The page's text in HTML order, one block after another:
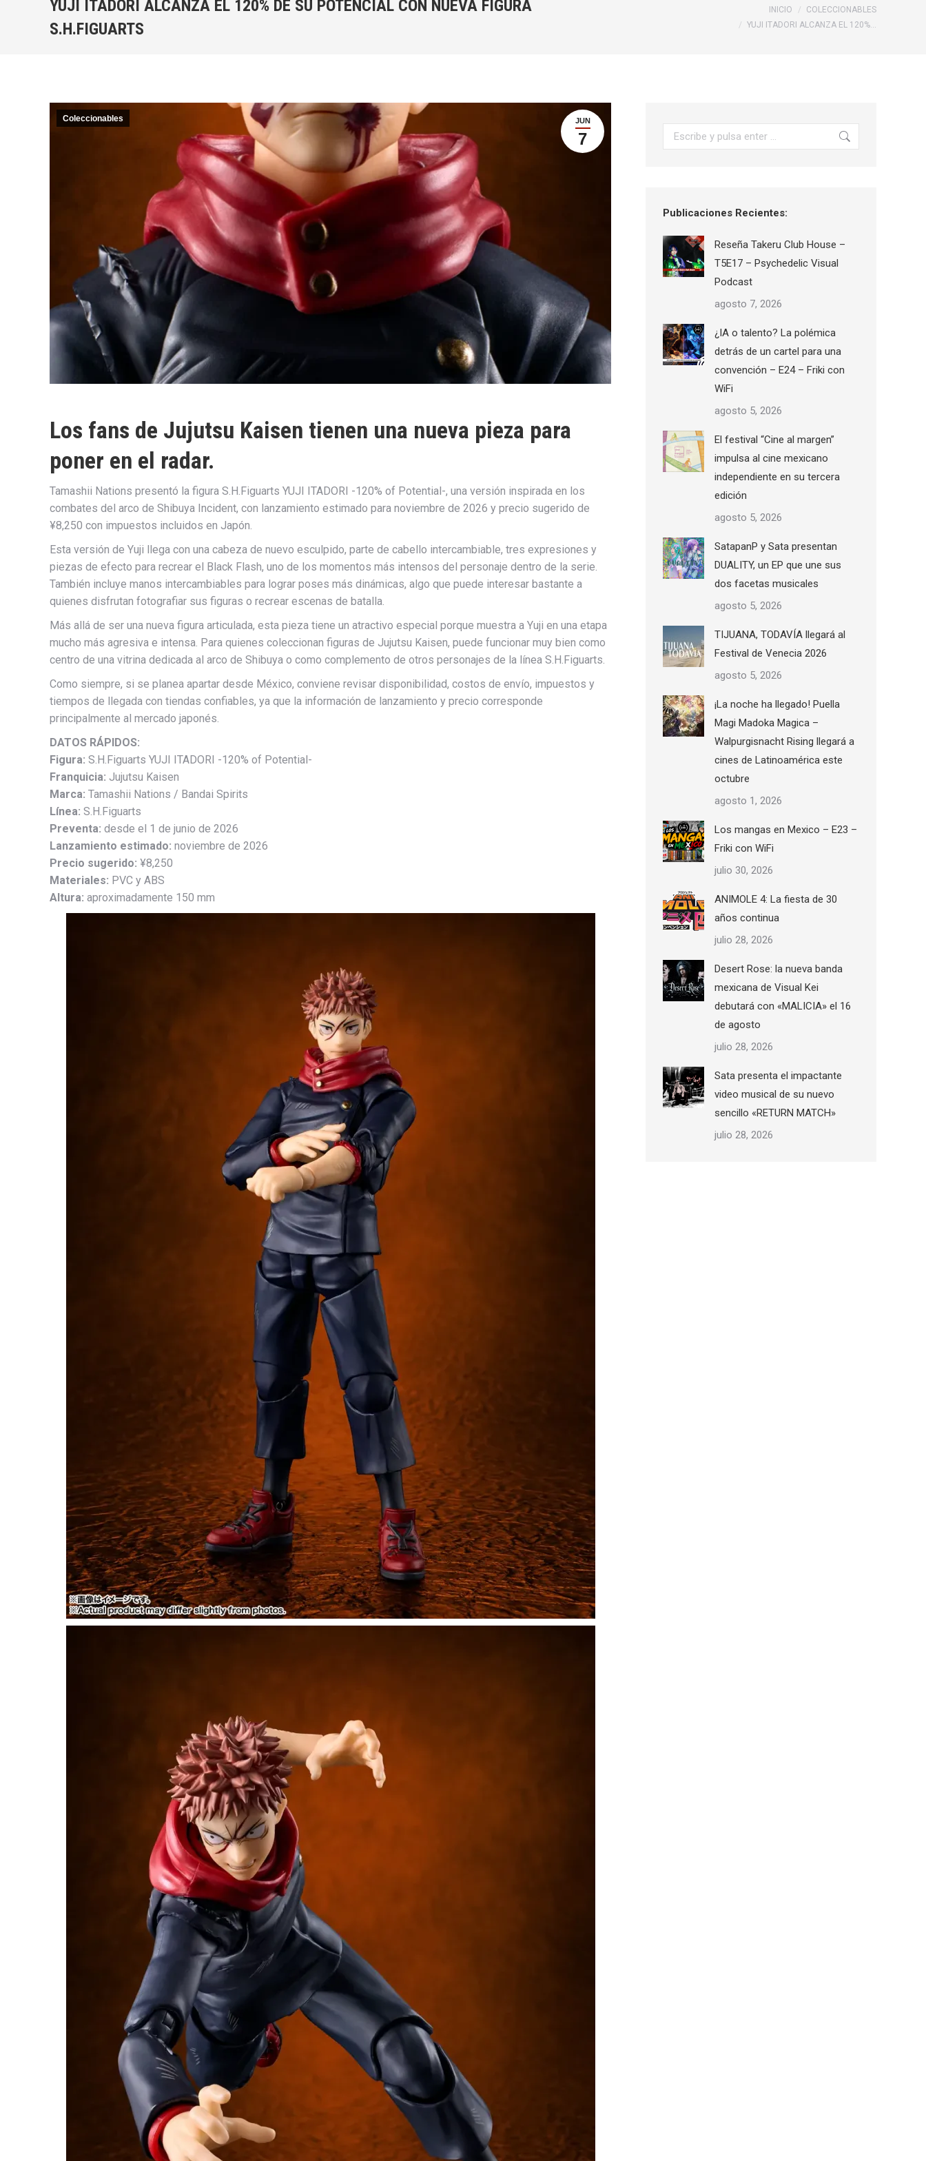
YUJI ITADORI ALCANZA EL 120% DE SU POTENCIAL CON NUEVA FIGURA
S.H.FIGUARTS
INICIO
COLECCIONABLES
YUJI ITADORI ALCANZA EL 120%…
JUN
7
Coleccionables
Los fans de Jujutsu Kaisen tienen una nueva pieza para
poner en el radar.
Tamashii Nations presentó la figura S.H.Figuarts YUJI ITADORI -120% of Potential-, una versión inspirada en los
combates del arco de Shibuya Incident, con lanzamiento estimado para noviembre de 2026 y precio sugerido de
¥8,250 con impuestos incluidos en Japón.
Esta versión de Yuji llega con una cabeza de nuevo esculpido, parte de cabello intercambiable, tres expresiones y
piezas de efecto para recrear el Black Flash, uno de los momentos más intensos del personaje dentro de la serie.
También incluye manos intercambiables para lograr poses más dinámicas, algo que puede interesar bastante a
quienes disfrutan fotografiar sus figuras o recrear escenas de batalla.
Más allá de ser una nueva figura articulada, esta pieza tiene un atractivo especial porque muestra a Yuji en una etapa
mucho más agresiva e intensa. Para quienes coleccionan figuras de Jujutsu Kaisen, puede funcionar muy bien como
centro de una vitrina dedicada al arco de Shibuya o como complemento de otros personajes de la línea S.H.Figuarts.
Como siempre, si se planea apartar desde México, conviene revisar disponibilidad, costos de envío, impuestos y
tiempos de llegada con tiendas confiables, ya que la información de lanzamiento y precio corresponde
principalmente al mercado japonés.
DATOS RÁPIDOS:
Figura: S.H.Figuarts YUJI ITADORI -120% of Potential-
Franquicia: Jujutsu Kaisen
Marca: Tamashii Nations / Bandai Spirits
Línea: S.H.Figuarts
Preventa: desde el 1 de junio de 2026
Lanzamiento estimado: noviembre de 2026
Precio sugerido: ¥8,250
Materiales: PVC y ABS
Altura: aproximadamente 150 mm
Buscar:
Publicaciones Recientes:
Reseña Takeru Club House –
T5E17 – Psychedelic Visual
Podcast
agosto 7, 2026
¿IA o talento? La polémica
detrás de un cartel para una
convención – E24 – Friki con
WiFi
agosto 5, 2026
El festival “Cine al margen”
impulsa al cine mexicano
independiente en su tercera
edición
agosto 5, 2026
SatapanP y Sata presentan
DUALITY, un EP que une sus
dos facetas musicales
agosto 5, 2026
TIJUANA, TODAVÍA llegará al
Festival de Venecia 2026
agosto 5, 2026
¡La noche ha llegado! Puella
Magi Madoka Magica –
Walpurgisnacht Rising llegará a
cines de Latinoamérica este
octubre
agosto 1, 2026
Los mangas en Mexico – E23 –
Friki con WiFi
julio 30, 2026
ANIMOLE 4: La fiesta de 30
años continua
julio 28, 2026
Desert Rose: la nueva banda
mexicana de Visual Kei
debutará con «MALICIA» el 16
de agosto
julio 28, 2026
Sata presenta el impactante
video musical de su nuevo
sencillo «RETURN MATCH»
julio 28, 2026